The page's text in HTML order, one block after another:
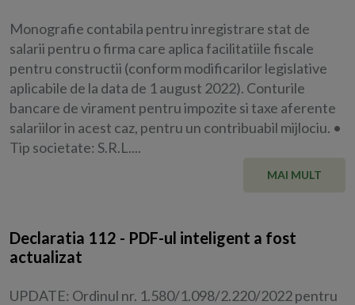
Monografie contabila pentru inregistrare stat de
salarii pentru o firma care aplica facilitatiile fiscale
pentru constructii (conform modificarilor legislative
aplicabile de la data de 1 august 2022). Conturile
bancare de virament pentru impozite si taxe aferente
salariilor in acest caz, pentru un contribuabil mijlociu. •
Tip societate: S.R.L....
MAI MULT
Declaratia 112 - PDF-ul inteligent a fost
actualizat
UPDATE: Ordinul nr. 1.580/1.098/2.220/2022 pentru